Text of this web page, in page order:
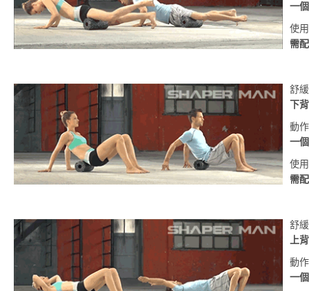
一
使
需
舒
下背
動
一
使
需
舒
上背
動
一